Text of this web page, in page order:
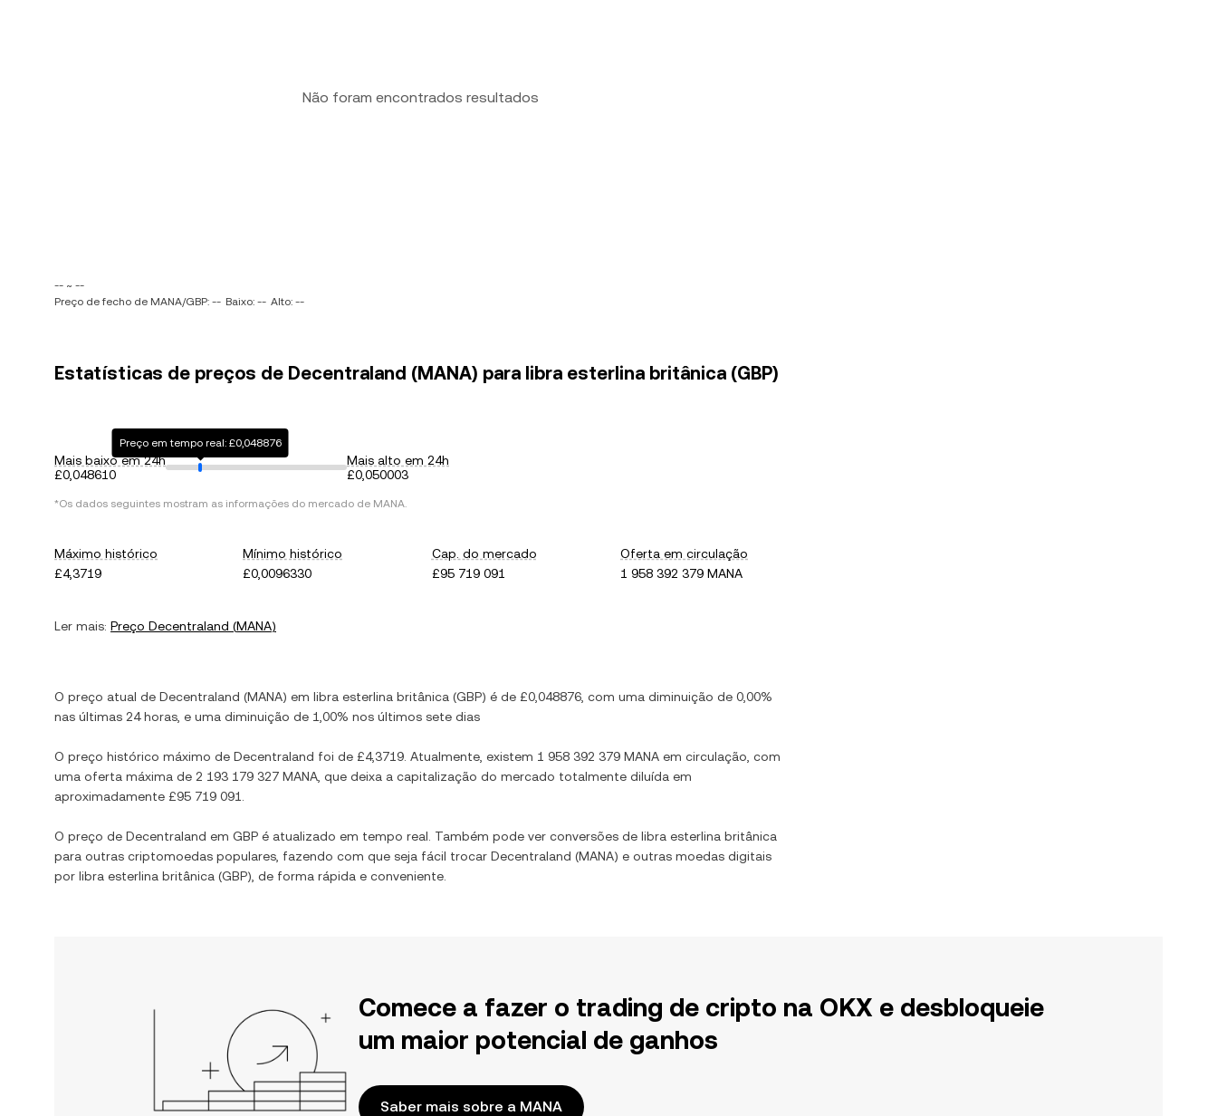
Não foram encontrados resultados
-- ~ --
Preço de fecho de MANA/GBP: -- Baixo: -- Alto: --
Estatísticas de preços de Decentraland (MANA) para libra esterlina britânica (GBP)
Mais baixo em 24h
£0,048610
Preço em tempo real: £0,048876
Mais alto em 24h
£0,050003
*Os dados seguintes mostram as informações do mercado de MANA.
Máximo histórico
£4,3719
Mínimo histórico
£0,0096330
Cap. do mercado
£95 719 091
Oferta em circulação
1 958 392 379 MANA
Ler mais: Preço Decentraland (MANA)
O preço atual de Decentraland (MANA) em libra esterlina britânica (GBP) é de £0,048876 , com uma diminuição de 0,00%
nas últimas 24 horas, e uma diminuição de 1,00% nos últimos sete dias
O preço histórico máximo de Decentraland foi de £4,3719 . Atualmente, existem 1 958 392 379 MANA em circulação, com
uma oferta máxima de 2 193 179 327 MANA , que deixa a capitalização do mercado totalmente diluída em
aproximadamente £95 719 091
O preço de Decentraland em GBP é atualizado em tempo real. Também pode ver conversões de libra esterlina britânica
para outras criptomoedas populares, fazendo com que seja fácil trocar Decentraland (MANA) e outras moedas digitais
por libra esterlina britânica (GBP), de forma rápida e conveniente.
Comece a fazer o trading de cripto na OKX e desbloqueie
um maior potencial de ganhos
Saber mais sobre a MANA